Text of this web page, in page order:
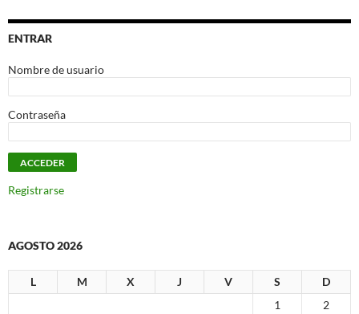
ENTRAR
Nombre de usuario
Contraseña
Registrarse
AGOSTO 2026
L M X J V S
D
1
2